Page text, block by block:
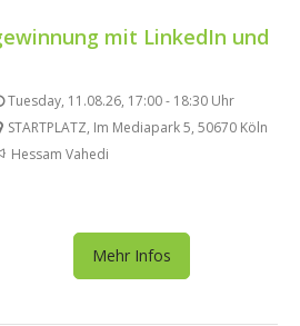
mit LinkedIn und
Tuesday, 11.08.26, 17:00 - 18:30 Uhr
STARTPLATZ, Im Mediapark 5, 50670 Köln
Hessam Vahedi
Mehr Infos